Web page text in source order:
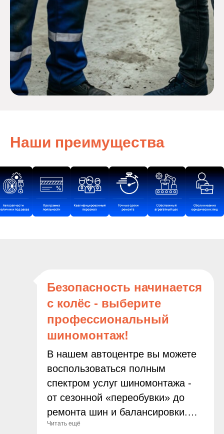
Наши преимущества
Безопасность начинается
с колёс - выберите
профессиональный
шиномонтаж!
В нашем автоцентре вы можете
воспользоваться полным
спектром услуг шиномонтажа -
от сезонной «переобувки» до
ремонта шин и балансировки.
Мы используем современное
Читать ещё